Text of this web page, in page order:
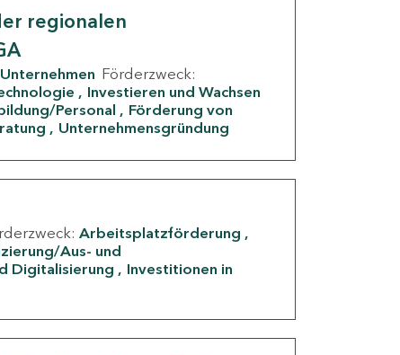
regionalen
Unternehmen Förderzweck:
Investieren und Wachsen
Personal
Förderung von
Unternehmensgründung
Arbeitsplatzförderung
Aus- und
Digitalisierung
Investitionen in